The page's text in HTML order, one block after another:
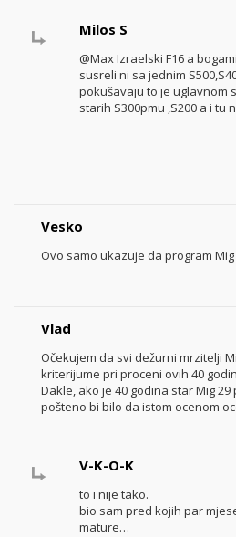
Milos S
@Max Izraelski F16 a
susreli ni sa jednim
pokušavaju to je uglavnom
starih S300pmu ,S200 a i tu
Vesko
Ovo samo ukazuje da program
Vlad
Očekujem da svi dežurni mrzitelji
kriterijume pri proceni ovih 40
Dakle, ako je 40 godina star Mig
pošteno bi bilo da istom ocenom
V-K-O-K
to i nije tako.
bio sam pred kojih par
mature…